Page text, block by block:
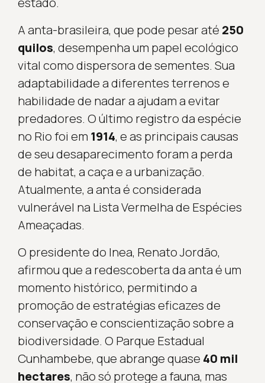
A anta-brasileira, que pode pesar até 250
quilos, desempenha um papel ecológico
vital como dispersora de sementes. Sua
adaptabilidade a diferentes terrenos e
habilidade de nadar a ajudam a evitar
predadores. O último registro da espécie
no Rio foi em 1914, e as principais causas
de seu desaparecimento foram a perda
de habitat, a caça e a urbanização.
Atualmente, a anta é considerada
vulnerável na Lista Vermelha de Espécies
Ameaçadas.
O presidente do Inea, Renato Jordão,
afirmou que a redescoberta da anta é um
momento histórico, permitindo a
promoção de estratégias eficazes de
conservação e conscientização sobre a
biodiversidade. O Parque Estadual
Cunhambebe, que abrange quase 40 mil
hectares, não só protege a fauna, mas